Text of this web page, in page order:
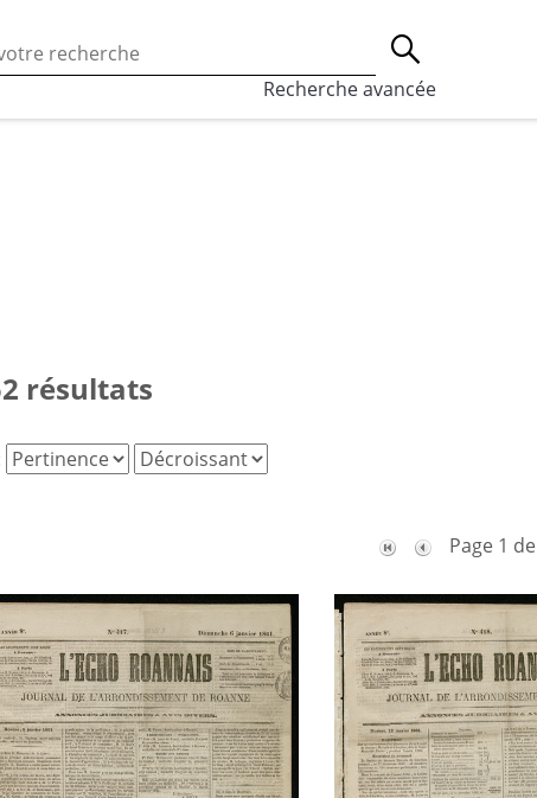
l’utilisation des cookies, qui sont utilisés à des fins
sociaux.
Recherche avancée
résultats
Page 1